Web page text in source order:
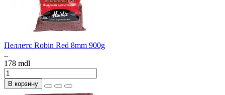
Пеллетс Robin Red 8mm 900g
..
178 mdl
В корзину